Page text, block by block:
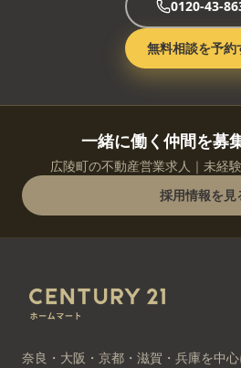
0120-43-
無料相談を予約
一緒に働く仲間を募
広陵町の不動産営業求人｜未経
採用情報を見
奈良・大阪・京都・滋賀・兵庫を中